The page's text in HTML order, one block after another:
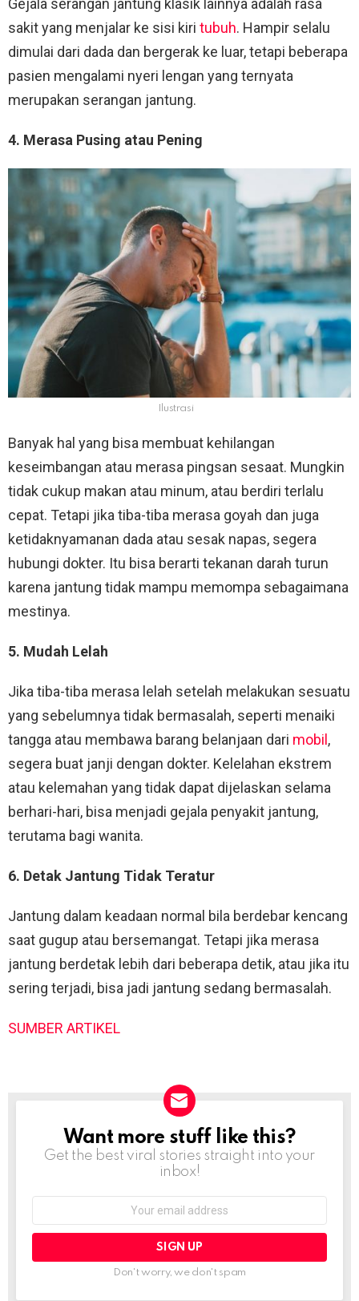
Gejala serangan jantung klasik lainnya adalah rasa
sakit yang menjalar ke sisi kiri tubuh. Hampir selalu
dimulai dari dada dan bergerak ke luar, tetapi beberapa
pasien mengalami nyeri lengan yang ternyata
merupakan serangan jantung.
4. Merasa Pusing atau Pening
Ilustrasi
Banyak hal yang bisa membuat kehilangan
keseimbangan atau merasa pingsan sesaat. Mungkin
tidak cukup makan atau minum, atau berdiri terlalu
cepat. Tetapi jika tiba-tiba merasa goyah dan juga
ketidaknyamanan dada atau sesak napas, segera
hubungi dokter. Itu bisa berarti tekanan darah turun
karena jantung tidak mampu memompa sebagaimana
mestinya.
5. Mudah Lelah
Jika tiba-tiba merasa lelah setelah melakukan sesuatu
yang sebelumnya tidak bermasalah, seperti menaiki
tangga atau membawa barang belanjaan dari mobil ,
segera buat janji dengan dokter. Kelelahan ekstrem
atau kelemahan yang tidak dapat dijelaskan selama
berhari-hari, bisa menjadi gejala penyakit jantung,
terutama bagi wanita.
6. Detak Jantung Tidak Teratur
Jantung dalam keadaan normal bila berdebar kencang
saat gugup atau bersemangat. Tetapi jika merasa
jantung berdetak lebih dari beberapa detik, atau jika itu
sering terjadi, bisa jadi jantung sedang bermasalah.
SUMBER ARTIKEL
NEWSLETTER
Want more stuff like this?
Get the best viral stories straight into your
inbox!
Don't worry, we don't spam